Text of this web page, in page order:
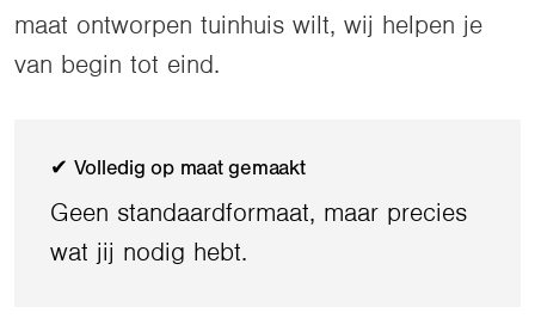
maat ontworpen tuinhuis wilt, wij helpen je
van begin tot eind.
✔ Volledig op maat gemaakt
Geen standaardformaat, maar precies
wat jij nodig hebt.